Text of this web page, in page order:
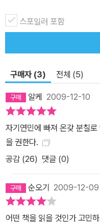
스포일러 포함
구매자 (3) 전체 (5)
알케 2009-12-10
자기연민에 빠져 온갖 분칠
을 권한다.
공감 (26) 댓글 (0)
순오기 2009-12-09
어떤 책을 읽을 것인가 고민